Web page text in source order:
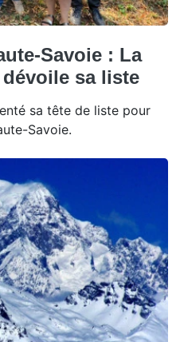
Savoie : La
sa liste
sa tête de liste pour
Savoie.